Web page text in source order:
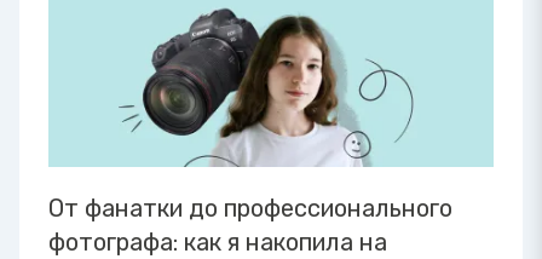
От фанатки до профессионального
фотографа: как я накопила на